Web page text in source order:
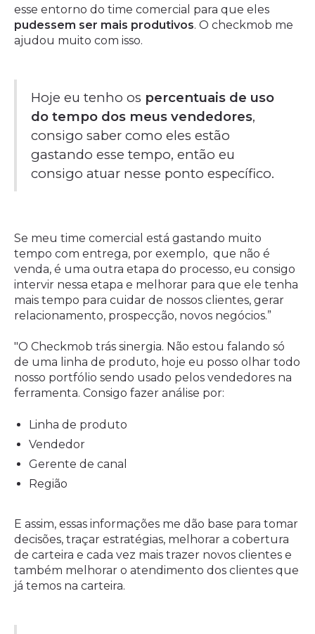
esse entorno do time comercial para que eles
pudessem ser mais produtivos. O checkmob me
ajudou muito com isso.
Hoje eu tenho os percentuais de uso
do tempo dos meus vendedores,
consigo saber como eles estão
gastando esse tempo, então eu
consigo atuar nesse ponto específico.
Se meu time comercial está gastando muito
tempo com entrega, por exemplo, que não é
venda, é uma outra etapa do processo, eu consigo
intervir nessa etapa e melhorar para que ele tenha
mais tempo para cuidar de nossos clientes, gerar
relacionamento, prospecção, novos negócios.”
"O Checkmob trás sinergia. Não estou falando só
de uma linha de produto, hoje eu posso olhar todo
nosso portfólio sendo usado pelos vendedores na
ferramenta. Consigo fazer análise por:
Linha de produto
Vendedor
Gerente de canal
Região
E assim, essas informações me dão base para tomar
decisões, traçar estratégias, melhorar a cobertura
de carteira e cada vez mais trazer novos clientes e
também melhorar o atendimento dos clientes que
já temos na carteira.